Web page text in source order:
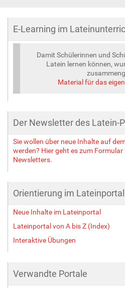
r
G
E-Learning im
Damit Schülerinnen und
Latein lernen können,
Material für das
Der Newsletter des Latein-
Sie wollen über neue Inhalte auf
werden? Hier geht es zum
Newsletters.
Orientierung im Lateinportal
Neue Inhalte im Lateinportal
Lateinportal von A bis Z (Index)
Interaktive Übungen
Verwandte Portale